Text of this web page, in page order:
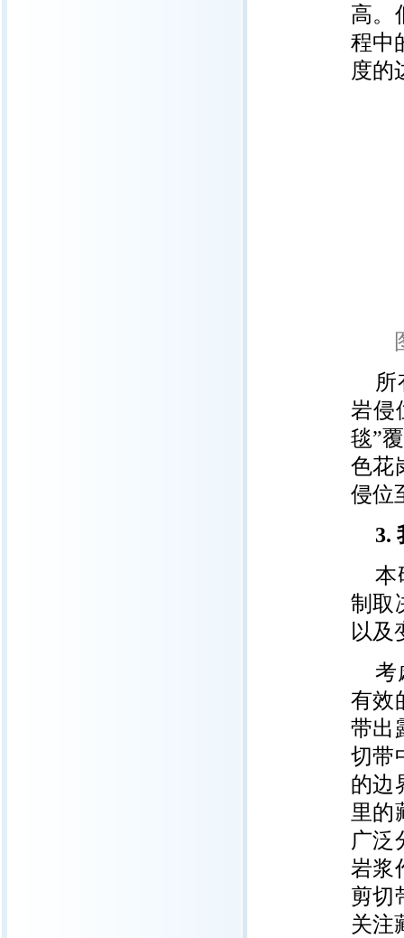
高。
程中
度的
所
岩侵
毯”
色花
侵位
3.
本
制取
以及
考
有效
带出
切带
的边
里的
广泛
岩浆
剪切
关注